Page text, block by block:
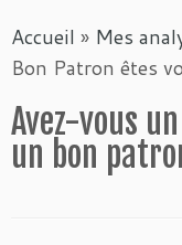
au
contenu
Accueil » Mes
Bon Patron êtes
Avez-vous
un bon